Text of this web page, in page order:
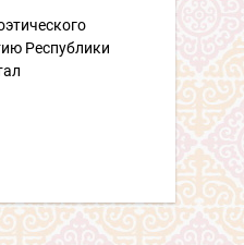
Республики